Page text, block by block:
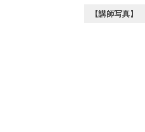
【講師写真】